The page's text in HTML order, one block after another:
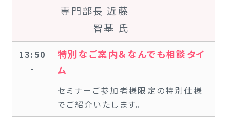
専門部長 近藤
智基 氏
13:50
-
特別なご案内＆なんでも相談タイ
ム
セミナーご参加者様限定の特別仕様
でご紹介いたします。